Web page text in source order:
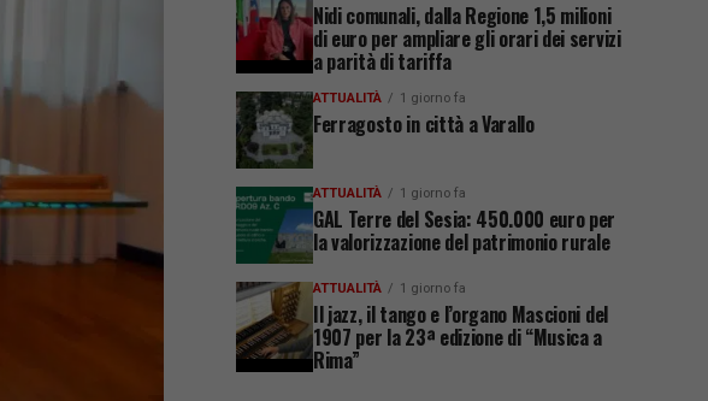
Nidi comunali, dalla Regione 1,5 milioni
di euro per ampliare gli orari dei servizi
a parità di tariffa
ATTUALITÀ 1 giorno fa
Ferragosto in città a Varallo
ATTUALITÀ 1 giorno fa
GAL Terre del Sesia: 450.000 euro per
la valorizzazione del patrimonio rurale
ATTUALITÀ 1 giorno fa
Il jazz, il tango e l’organo Mascioni del
1907 per la 23ª edizione di “Musica a
Rima”